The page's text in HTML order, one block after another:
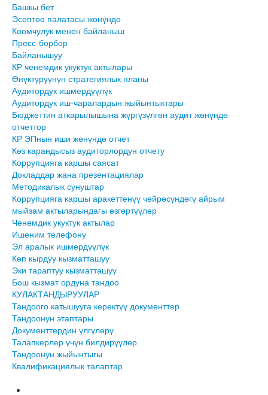
Башкы бет
Эсептөө палатасы жөнүндө
Коомчулук менен байланыш
Пресс-борбор
Байланышуу
КР ченемдик укуктук актылары
Өнүктүрүүнүн стратегиялык планы
Аудитордук ишмердүүлүк
Аудитордук иш-чаралардын жыйынтыктары
Бюджеттин аткарылышына жүргүзүлгөн аудит жөнүндө
отчеттор
КР ЭПнын иши жөнүндө отчет
Көз карандысыз аудиторлордун отчету
Коррупцияга каршы саясат
Докладдар жана презентациялар
Методикалык сунуштар
Коррупцияга каршы аракеттенүү чөйрөсүндөгү айрым
мыйзам актыларындагы өзгөртүүлөр
Ченемдик укуктук актылар
Ишеним телефону
Эл аралык ишмердүүлүк
Көп кырдуу кызматташуу
Эки тараптуу кызматташуу
Бош кызмат ордуна тандоо
КУЛАКТАНДЫРУУЛАР
Тандоого катышууга керектүү документтер
Тандоонун этаптары
Документтердин үлгүлөрү
Талапкерлер үчүн билдирүүлөр
Тандоонун жыйынтыгы
Квалификациялык талаптар